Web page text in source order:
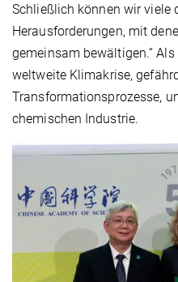
Schließlich können wir viele
Herausforderungen, mit
gemeinsam bewältigen.“
weltweite Klimakrise,
Transformationsprozesse,
chemischen Industrie.